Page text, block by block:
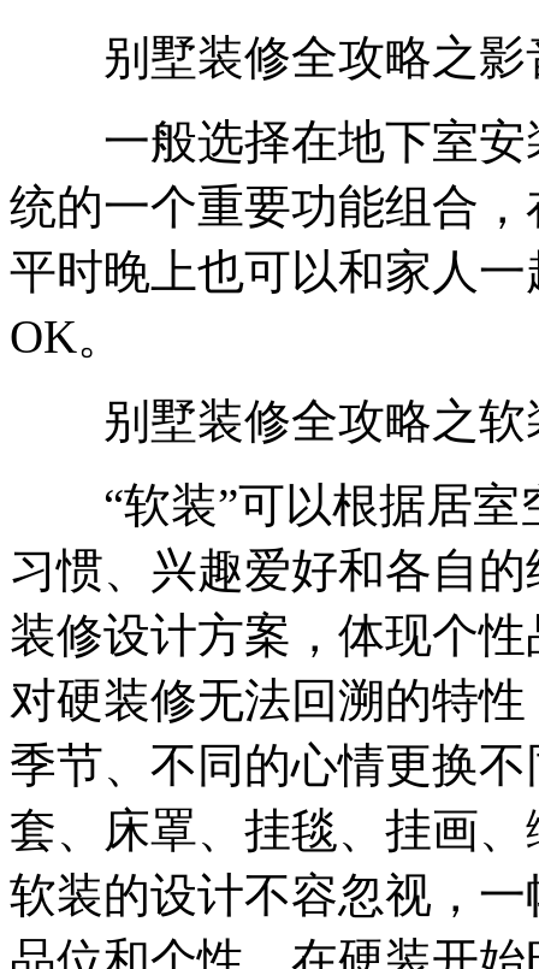
别墅装修全攻略之影
一般选择在地下室安
统的一个重要功能组合
平时晚上也可以和家人
OK。
别墅装修全攻略之软
“软装”可以根据居室
习惯、兴趣爱好和各自
装修设计方案，体现个
对硬装修无法回溯的特
季节、不同的心情更换
套、床罩、挂毯、挂画
软装的设计不容忽视，